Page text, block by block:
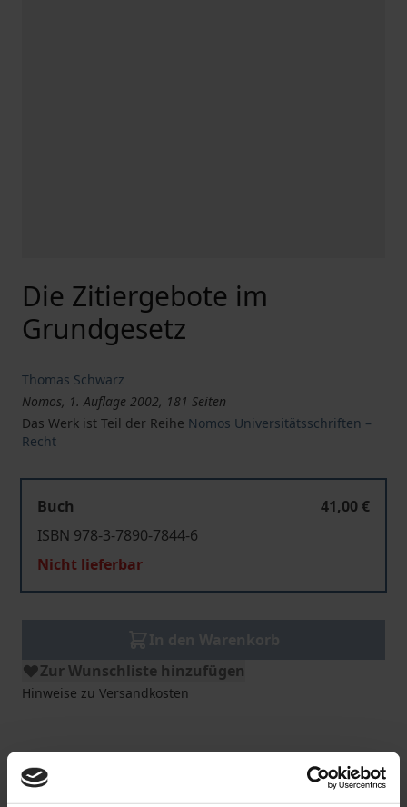
Die Zitiergebote im
Grundgesetz
Thomas Schwarz
Nomos, 1. Auflage 2002, 181 Seiten
Das Werk ist Teil der Reihe Nomos Universitätsschriften –
Recht
Buch
41,00 €
ISBN 978-3-7890-7844-6
Nicht lieferbar
Zur Wunschliste hinzufügen
Hinweise zu Versandkosten
Beschreibung